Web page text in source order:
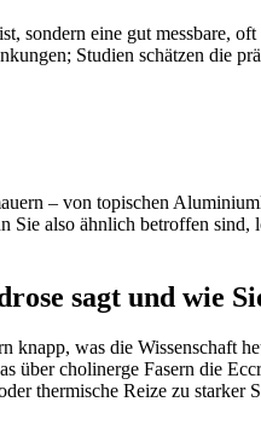
sondern eine gut messbare,
Studien schätzen die
– von topischen
also ähnlich betroffen
sagt und wie
was die Wissenschaft
über cholinerge Fasern die​
thermische Reize ⁣zu starker​